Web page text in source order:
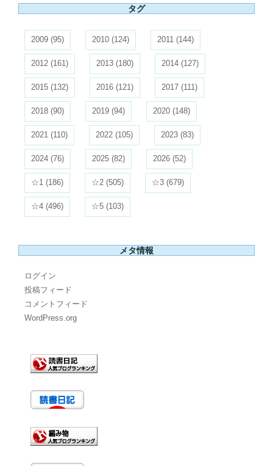
タグ
2009 (95) 2010 (124) 2011 (144)
2012 (161) 2013 (180) 2014 (127)
2015 (132) 2016 (121) 2017 (111)
2018 (90) 2019 (94) 2020 (148)
2021 (110) 2022 (105) 2023 (83)
2024 (76) 2025 (82) 2026 (52)
☆1 (186) ☆2 (505) ☆3 (679)
☆4 (496) ☆5 (103)
メタ情報
ログイン
投稿フィード
コメントフィード
WordPress.org